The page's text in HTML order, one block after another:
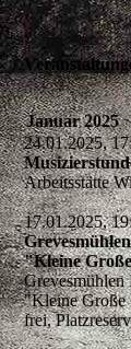
Januar 2025
24.01.2025,
Arbeitsstätte
17.01.2025,
"Kleine
Grevesmühlen
"Kleine Große
frei,